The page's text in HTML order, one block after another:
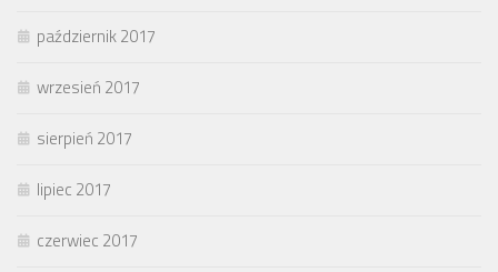
październik 2017
wrzesień 2017
sierpień 2017
lipiec 2017
czerwiec 2017